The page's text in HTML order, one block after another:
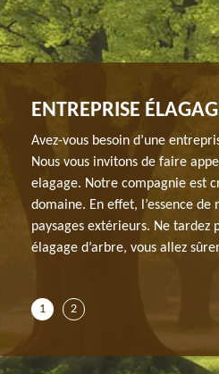
et
ENTREPRISE
Avez-vous besoin d’une
Nous vous invitons de faire
elagage. Notre compagnie est
domaine. En effet, l’essence
paysages extérieurs. Ne tardez
élagage d’arbre, vous allez
1 2